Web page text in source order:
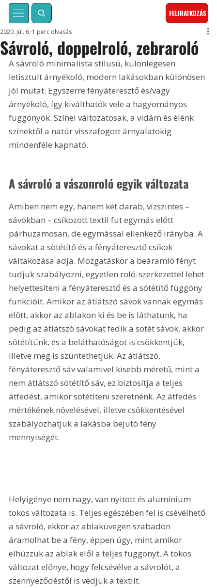
FELIRATKOZÁS
Sávroló, doppelroló, zebraroló
2020. júl. 6. 1 perc olvasás
A sávroló minimalista stílusú, különlegesen
letisztult árnyékoló, modern lakásokban különösen
jól mutat. Egyszerre fényáteresztő és/vagy
árnyékoló, így kiválthatók vele a hagyományos
függönyök. Színei változatosak, a vidám és élénk
színektől a natúr visszafogott árnyalatokig
mindenféle kapható.
A sávroló a vászonroló egyik változata
Amiben nem egy, hanem két darab, vízszintes –
sávokban – csíkozott textil fut egymás előtt
párhuzamosan, de egymással ellenkező irányba. A
sávokat a sötétítő és a fényáteresztő csíkok
váltakozása adja. Mozgatáskor a beáramló fényt
tudjuk szabályozni, egyetlen roló-szerkezettel lehet
helyettesíteni a fényáteresztő és a sötétítő függöny
funkcióit. Amikor az átlátszó sávok vannak egymás
előtt, akkor az ablakon ki és be is láthatunk, ha
pedig az átlátszó sávokat fedik a sötét sávok, akkor
sötétítünk, és a beláthatóságot is csökkentjük,
illetve meg is szüntethetjük. Az átlátszó,
fényáteresztő sáv valamivel kisebb méretű, mint a
nem átlátszó sötétítő sáv, ez biztosítja a teljes
átfedést, amikor sötétíteni szeretnénk. Az átfedés
mértékének növelésével, illetve csökkentésével
szabályozhatjuk a lakásba bejutó fény
mennyiségét.
Helyigénye nem nagy, van nyitott és alumínium
tokos változata is. Teljes egészében fel is csévélhető
a sávroló, ekkor az ablaküvegen szabadon
áramolhat be a fény, éppen úgy, mint amikor
elhúzzuk az ablak elől a teljes függönyt. A tokos
változat előnye, hogy felcsévélve a sávrolót, a
szennyeződéstől is védjük a textilt.